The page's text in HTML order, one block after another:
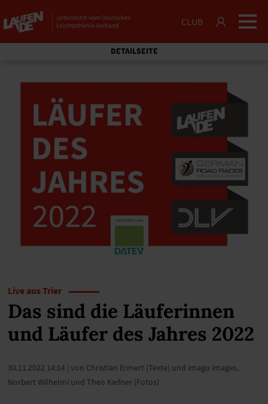
CLUB
DETAILSEITE
Live aus Trier
Das sind die Läuferinnen
und Läufer des Jahres 2022
30.11.2022 14:14| von Christian Ermert (Texte) und imago images,
Norbert Wilhelmi und Theo Kiefner (Fotos)